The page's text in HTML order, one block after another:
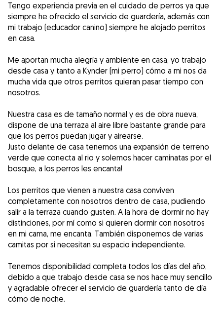
Tengo experiencia previa en el cuidado de perros ya que
siempre he ofrecido el servicio de guardería, además con
mi trabajo (educador canino) siempre he alojado perritos
en casa.
Me aportan mucha alegría y ambiente en casa, yo trabajo
desde casa y tanto a Kynder (mi perro) cómo a mi nos da
mucha vida que otros perritos quieran pasar tiempo con
nosotros.
Nuestra casa es de tamaño normal y es de obra nueva,
dispone de una terraza al aire libre bastante grande para
que los perros puedan jugar y airearse.
Justo delante de casa tenemos una expansión de terreno
verde que conecta al rio y solemos hacer caminatas por el
bosque, a los perros les encanta!
Los perritos que vienen a nuestra casa conviven
completamente con nosotros dentro de casa, pudiendo
salir a la terraza cuando gusten. A la hora de dormir no hay
distinciones, por mí como si quieren dormir con nosotros
en mi cama, me encanta. También disponemos de varias
camitas por si necesitan su espacio independiente.
Tenemos disponibilidad completa todos los días del año,
debido a que trabajo desde casa se nos hace muy sencillo
y agradable ofrecer el servicio de guardería tanto de día
cómo de noche.